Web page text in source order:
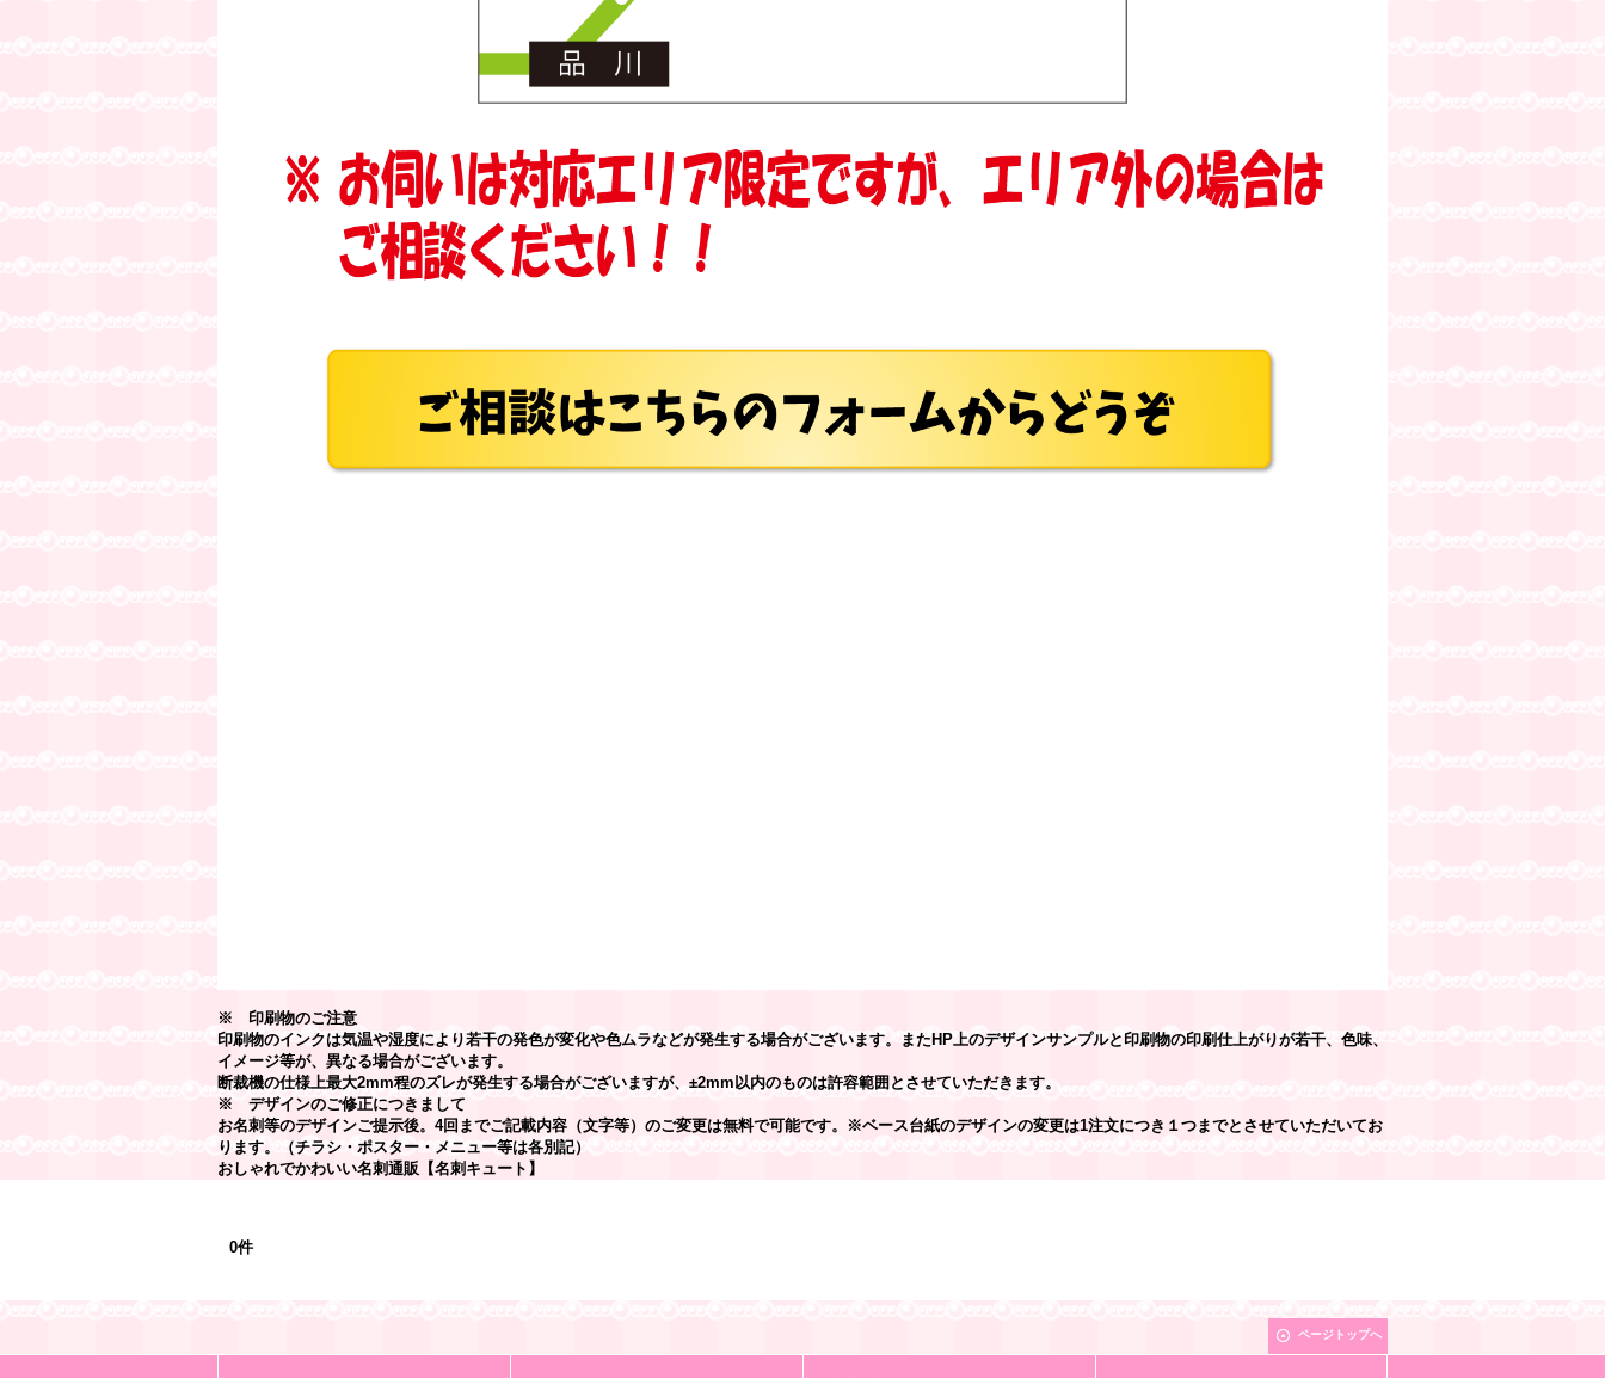
※ 印刷物のご注意
印刷物のインクは気温や湿度により若干の発色が変化や色ムラなどが発生する場合がございます。またHP上のデザインサンプルと印刷物の印刷仕上がりが若干、色味、
イメージ等が、異なる場合がございます。
断裁機の仕様上最大2mm程のズレが発生する場合がございますが、±2mm以内のものは許容範囲とさせていただきます。
※ デザインのご修正につきまして
お名刺等のデザインご提示後。4回までご記載内容（文字等）のご変更は無料で可能です。※ベース台紙のデザインの変更は1注文につき１つまでとさせていただいてお
ります。（チラシ・ポスター・メニュー等は各別記）
おしゃれでかわいい名刺通販【名刺キュート】
0件
ページトップへ